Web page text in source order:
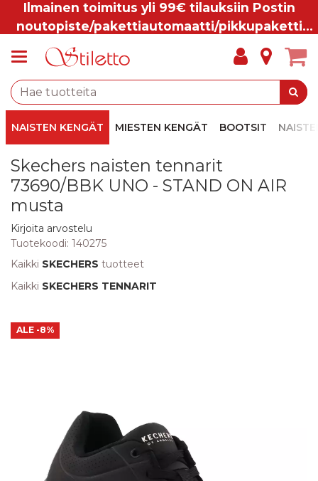
Ilmainen toimitus yli 99€ tilauksiin Postin
noutopiste/pakettiautomaatti/pikkupaketti
NAISTEN KENGÄT MIESTEN KENGÄT BOOTSIT
Skechers naisten tennarit
73690/BBK UNO - STAND ON AIR
musta
Kirjoita arvostelu
Tuotekoodi: 140275
Kaikki SKECHERS tuotteet
Kaikki SKECHERS TENNARIT
ALE -8%